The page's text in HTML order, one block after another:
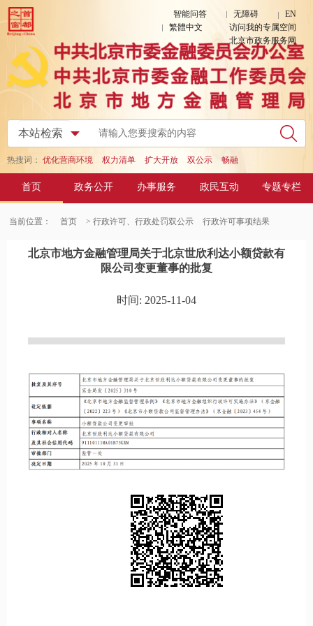
智能问答 无障碍
EN
繁體中文
访问我的专属空间
北京市政务服务网
热搜词： 优化营商环境 权力清单 扩大开放 双公示 畅融
首页 政务公开 办事服务 政民互动 专题专栏
当前位置： 首页 > 行政许可、行政处罚双公示 行政许可事项结果
北京市地方金融管理局关于北京世欣利达小额贷款有
限公司变更董事的批复
时间: 2025-11-04